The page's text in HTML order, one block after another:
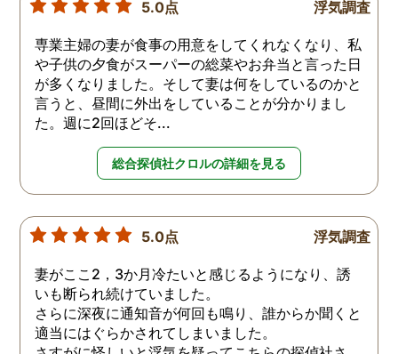
5.0点 浮気調査
専業主婦の妻が食事の用意をしてくれなくなり、私
や子供の夕食がスーパーの総菜やお弁当と言った日
が多くなりました。そして妻は何をしているのかと
言うと、昼間に外出をしていることが分かりまし
た。週に2回ほどそ...
総合探偵社クロルの詳細を見る
5.0点 浮気調査
妻がここ2，3か月冷たいと感じるようになり、誘
いも断られ続けていました。
さらに深夜に通知音が何回も鳴り、誰からか聞くと
適当にはぐらかされてしまいました。